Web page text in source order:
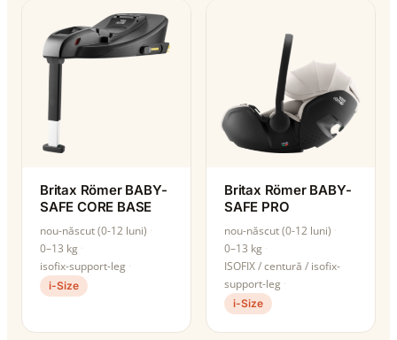
Britax Römer BABY-
SAFE CORE BASE
nou-născut (0-12 luni)
0–13 kg
isofix-support-leg
i-Size
Britax Römer BABY-
SAFE PRO
nou-născut (0-12 luni)
0–13 kg
ISOFIX / centură / isofix-
support-leg
i-Size